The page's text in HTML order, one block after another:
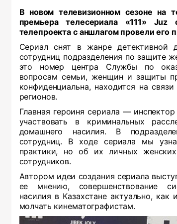
В новом телевизионном сезоне на
премьера телесериала «111»
телепроекта с аншлагом провели его
Сериал снят в жанре детективной
сотрудниц подразделения по защите
это номер центра Службы по
вопросам семьи, женщин и защиты
конфиденциальна, находится на
регионов.
Главная героиня сериала —
участвовать в криминальных
домашнего насилия. В
сотрудниц. В ходе сериала мы
практики, но об их личных
сотрудников.
Автором идеи создания сериала
ее мнению, совершенствование
насилия в Казахстане актуально,
молчать кинематографистам.